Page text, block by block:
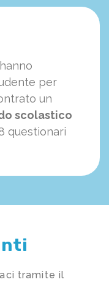
per
un
scolastico
questionari
tramite il